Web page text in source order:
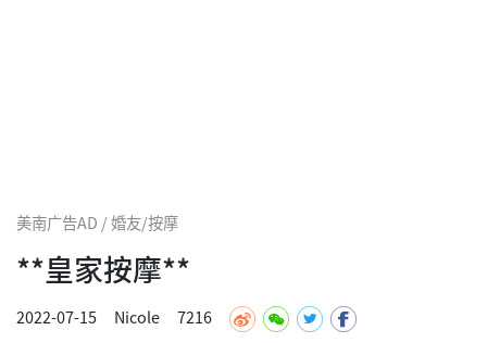
美南广告AD / 婚友/按摩
**皇家按摩**
2022-07-15 Nicole 7216